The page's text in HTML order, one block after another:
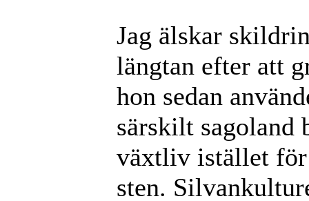
Jag älskar
längtan efter att
hon sedan
särskilt sagoland
växtliv istället
sten.